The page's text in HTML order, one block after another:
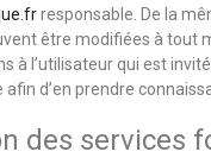
responsable. De la
être modifiées à tout
à l’utilisateur qui est
d’en prendre
des services